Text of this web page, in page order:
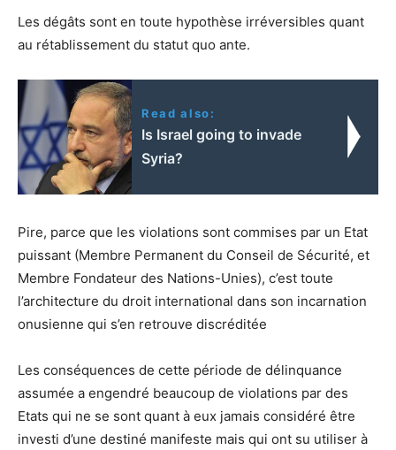
Les dégâts sont en toute hypothèse irréversibles quant
au rétablissement du statut quo ante.
Read also:
Is Israel going to invade
Syria?
Pire, parce que les violations sont commises par un Etat
puissant (Membre Permanent du Conseil de Sécurité, et
Membre Fondateur des Nations-Unies), c’est toute
l’architecture du droit international dans son incarnation
onusienne qui s’en retrouve discréditée
Les conséquences de cette période de délinquance
assumée a engendré beaucoup de violations par des
Etats qui ne se sont quant à eux jamais considéré être
investi d’une destiné manifeste mais qui ont su utiliser à